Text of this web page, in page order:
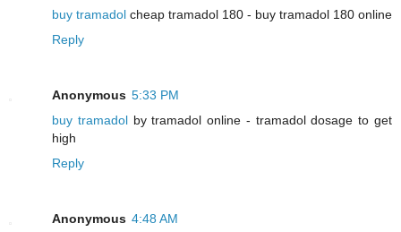
buy tramadol cheap tramadol 180 - buy tramadol 180 online
Reply
Anonymous 5:33 PM
buy tramadolby tramadol online - tramadol dosage to get
high
Reply
Anonymous 4:48 AM